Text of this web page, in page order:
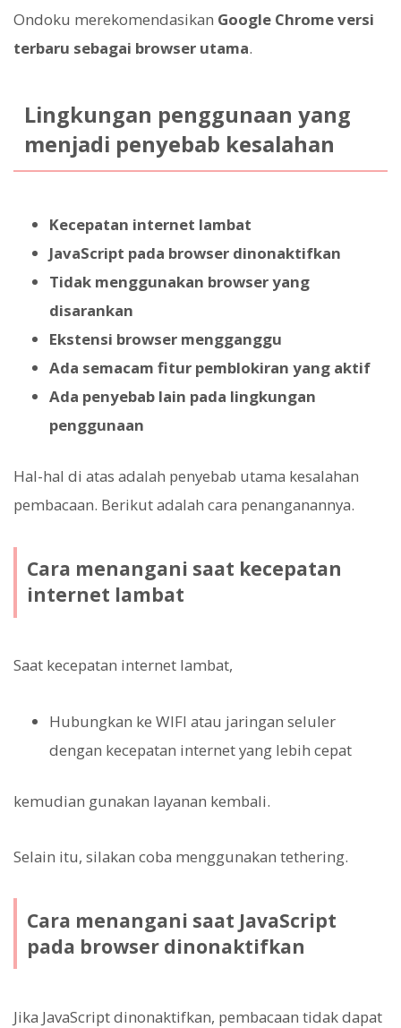
Ondoku merekomendasikan Google Chrome versi
terbaru sebagai browser utama.
Lingkungan penggunaan yang
menjadi penyebab kesalahan
Kecepatan internet lambat
JavaScript pada browser dinonaktifkan
Tidak menggunakan browser yang
disarankan
Ekstensi browser mengganggu
Ada semacam fitur pemblokiran yang aktif
Ada penyebab lain pada lingkungan
penggunaan
Hal-hal di atas adalah penyebab utama kesalahan
pembacaan. Berikut adalah cara penanganannya.
Cara menangani saat kecepatan
internet lambat
Saat kecepatan internet lambat,
Hubungkan ke WIFI atau jaringan seluler
dengan kecepatan internet yang lebih cepat
kemudian gunakan layanan kembali.
Selain itu, silakan coba menggunakan tethering.
Cara menangani saat JavaScript
pada browser dinonaktifkan
Jika JavaScript dinonaktifkan, pembacaan tidak dapat